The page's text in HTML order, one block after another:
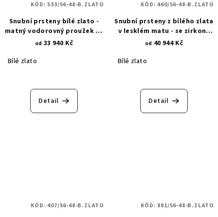
Snubní prsteny bílé zlato -
matný vodorovný proužek se
zirkony 533
od 33 940 Kč
Bílé zlato
hodnocení
produktu
Detail
KÓD:533/56-48-B.ZLATO
Snubní prsteny z bílého zlata
v lesklém matu - se zirkony
460
od 40 944 Kč
Bílé zlato
Detail
KÓD:460/56-48-B.ZLATO
KÓD:407/56-48-B.ZLATO KÓD: 881/56-48-B.ZLATO